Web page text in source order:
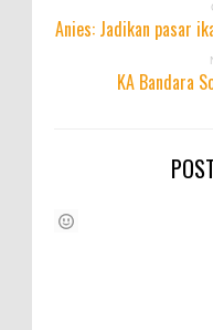
Anies: Jadikan pasar
KA Bandara